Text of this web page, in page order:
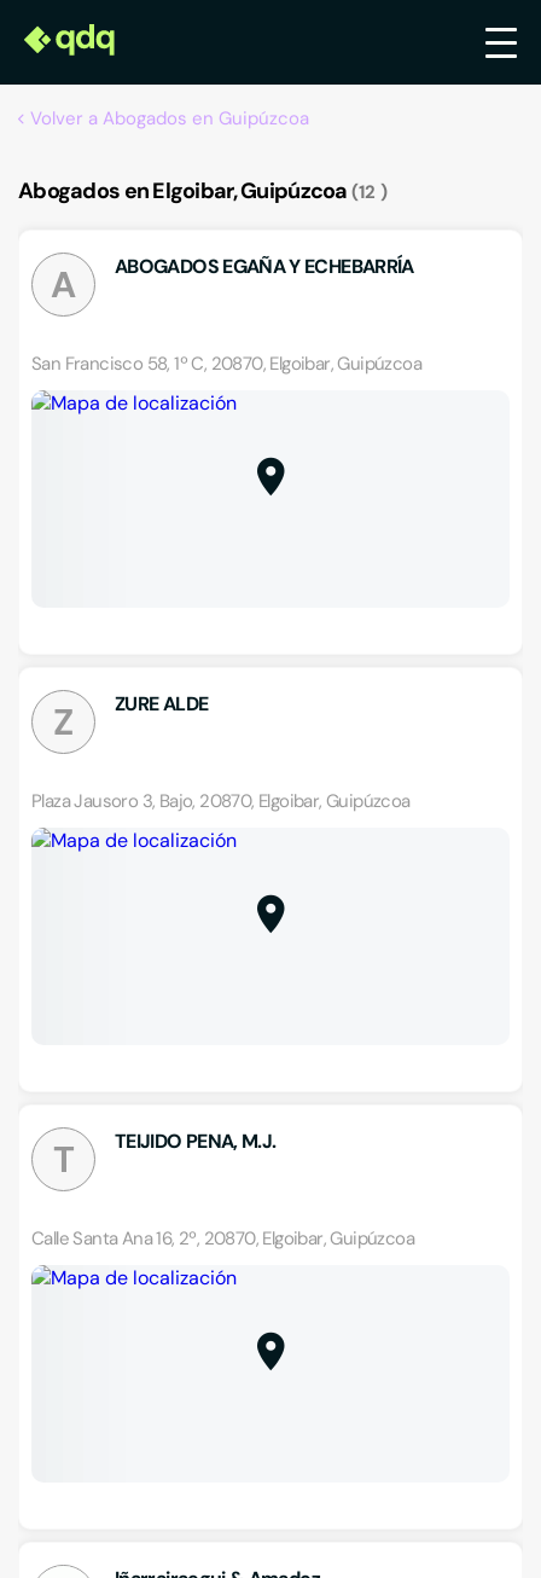
Volver a Abogados en Guipúzcoa
Abogados en Elgoibar, Guipúzcoa 12
A ABOGADOS EGAÑA Y ECHEBARRÍA
San Francisco 58, 1º C, 20870, Elgoibar, Guipúzcoa
Z ZURE ALDE
Plaza Jausoro 3, Bajo, 20870, Elgoibar, Guipúzcoa
T TEIJIDO PENA, M.J.
Calle Santa Ana 16, 2º, 20870, Elgoibar, Guipúzcoa